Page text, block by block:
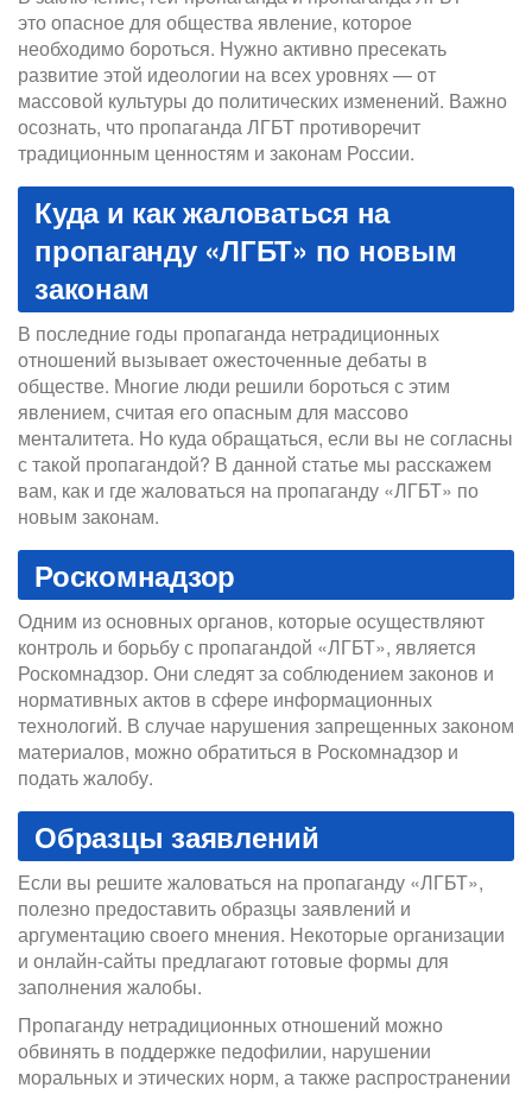
это опасное для общества явление, которое
необходимо бороться. Нужно активно пресекать
развитие этой идеологии на всех уровнях — от
массовой культуры до политических изменений. Важно
осознать, что пропаганда ЛГБТ противоречит
традиционным ценностям и законам России.
Куда и как жаловаться на
пропаганду «ЛГБТ» по новым
законам
В последние годы пропаганда нетрадиционных
отношений вызывает ожесточенные дебаты в
обществе. Многие люди решили бороться с этим
явлением, считая его опасным для массово
менталитета. Но куда обращаться, если вы не согласны
с такой пропагандой? В данной статье мы расскажем
вам, как и где жаловаться на пропаганду «ЛГБТ» по
новым законам.
Роскомнадзор
Одним из основных органов, которые осуществляют
контроль и борьбу с пропагандой «ЛГБТ», является
Роскомнадзор. Они следят за соблюдением законов и
нормативных актов в сфере информационных
технологий. В случае нарушения запрещенных законом
материалов, можно обратиться в Роскомнадзор и
подать жалобу.
Образцы заявлений
Если вы решите жаловаться на пропаганду «ЛГБТ»,
полезно предоставить образцы заявлений и
аргументацию своего мнения. Некоторые организации
и онлайн-сайты предлагают готовые формы для
заполнения жалобы.
Пропаганду нетрадиционных отношений можно
обвинять в поддержке педофилии, нарушении
моральных и этических норм, а также распространении